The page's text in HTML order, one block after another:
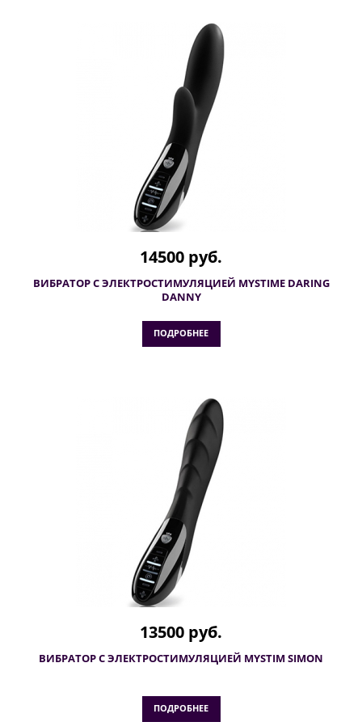
14500 руб.
ВИБРАТОР С ЭЛЕКТРОСТИМУЛЯЦИЕЙ MYSTIME DARING
DANNY
ПОДРОБНЕЕ
13500 руб.
ВИБРАТОР С ЭЛЕКТРОСТИМУЛЯЦИЕЙ MYSTIM SIMON
ПОДРОБНЕЕ